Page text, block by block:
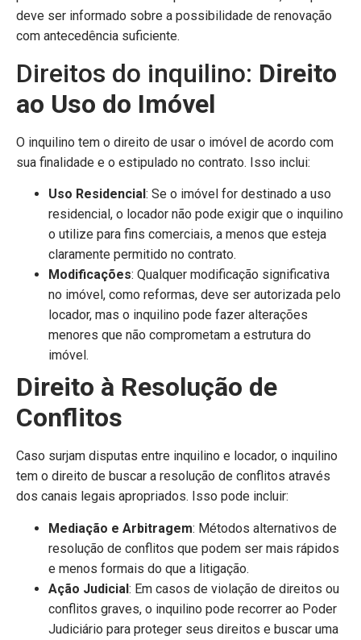
deve ser informado sobre a possibilidade de renovação
com antecedência suficiente.
Direitos do inquilino: Direito
ao Uso do Imóvel
O inquilino tem o direito de usar o imóvel de acordo com
sua finalidade e o estipulado no contrato. Isso inclui:
Uso Residencial: Se o imóvel for destinado a uso
residencial, o locador não pode exigir que o inquilino
o utilize para fins comerciais, a menos que esteja
claramente permitido no contrato.
Modificações: Qualquer modificação significativa
no imóvel, como reformas, deve ser autorizada pelo
locador, mas o inquilino pode fazer alterações
menores que não comprometam a estrutura do
imóvel.
Direito à Resolução de
Conflitos
Caso surjam disputas entre inquilino e locador, o inquilino
tem o direito de buscar a resolução de conflitos através
dos canais legais apropriados. Isso pode incluir:
Mediação e Arbitragem: Métodos alternativos de
resolução de conflitos que podem ser mais rápidos
e menos formais do que a litigação.
Ação Judicial: Em casos de violação de direitos ou
conflitos graves, o inquilino pode recorrer ao Poder
Judiciário para proteger seus direitos e buscar uma